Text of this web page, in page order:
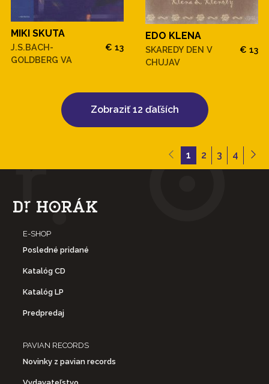
MIKI SKUTA
J.S.BACH-
GOLDBERG VA
€ 13
EDO KLENA
SKAREDY DEN V
CHUJAV
€ 13
Zobraziť 12 ďaľších
1 2 3 4
E-SHOP
Posledné pridané
Katalóg CD
Katalóg LP
Predpredaj
PAVIAN RECORDS
Novinky z pavian records